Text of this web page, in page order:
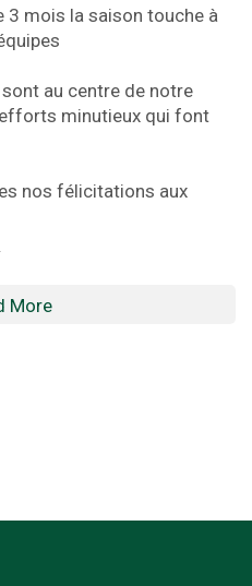
3 mois la saison touche à
au centre de notre
minutieux qui font
nos félicitations aux
More